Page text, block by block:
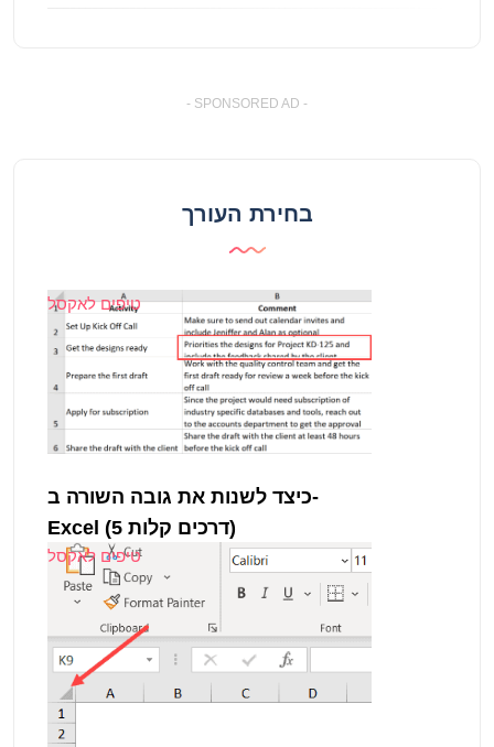
- SPONSORED AD -
בחירת העורך
טיפים לאקסל
כיצד לשנות את גובה השורה ב-
Excel (5 דרכים קלות)
טיפים לאקסל